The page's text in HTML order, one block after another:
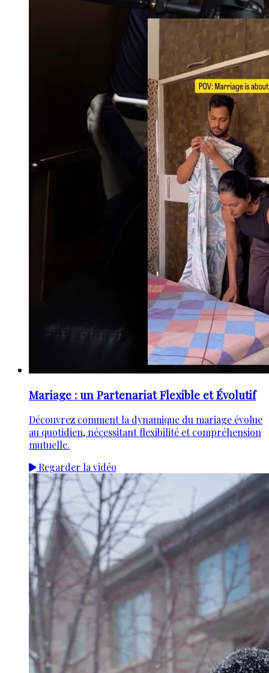
Mariage : un Partenariat Flexible et Évolutif
Découvrez comment la dynamique du mariage évolue
au quotidien, nécessitant flexibilité et compréhension
mutuelle.
Regarder la vidéo